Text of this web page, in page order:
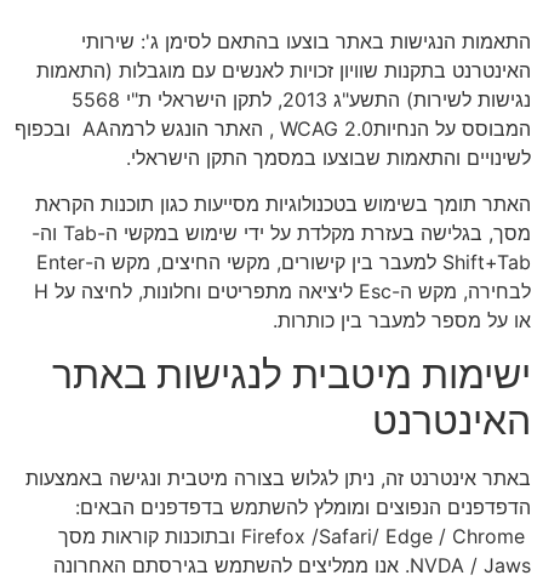
התאמות הנגישות באתר בוצעו בהתאם לסימן ג': שירותי
האינטרנט בתקנות שוויון זכויות לאנשים עם מוגבלות (התאמות
נגישות לשירות) התשע"ג 2013, לתקן הישראלי ת"י 5568
המבוסס על הנחיותWCAG 2.0 , האתר הונגש לרמהAA ובכפוף
לשינויים והתאמות שבוצעו במסמך התקן הישראלי.
האתר תומך בשימוש בטכנולוגיות מסייעות כגון תוכנות הקראת
מסך, בגלישה בעזרת מקלדת על ידי שימוש במקשי ה-Tab וה-
Shift+Tab למעבר בין קישורים, מקשי החיצים, מקש ה-Enter
לבחירה, מקש ה-Esc ליציאה מתפריטים וחלונות, לחיצה על H
או על מספר למעבר בין כותרות.
ישימות מיטבית לנגישות באתר
האינטרנט
באתר אינטרנט זה, ניתן לגלוש בצורה מיטבית ונגישה באמצעות
הדפדפנים הנפוצים ומומלץ להשתמש בדפדפנים הבאים:
Firefox /Safari/ Edge / Chrome ובתוכנות קוראות מסך
NVDA / Jaws. אנו ממליצים להשתמש בגירסתם האחרונה